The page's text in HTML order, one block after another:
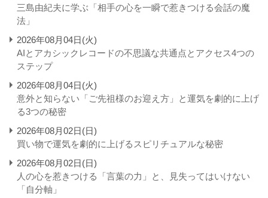
三島由紀夫に学ぶ「相手の心を一瞬で惹きつける会話の魔
法」
2026年08月04日(火)
AIとアカシックレコードの不思議な共通点とアクセス4つの
ステップ
2026年08月04日(火)
意外と知らない「ご先祖様のお迎え方」と運気を劇的に上げ
る3つの秘密
2026年08月02日(日)
買い物で運気を劇的に上げるスピリチュアルな秘密
2026年08月02日(日)
人の心を惹きつける「言葉の力」と、見失ってはいけない
「自分軸」